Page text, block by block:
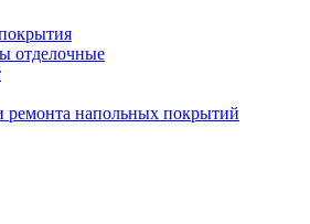
отделочные
ремонта напольных покрытий